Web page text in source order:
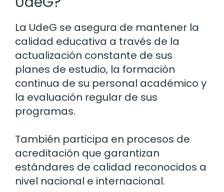
La UdeG se asegura de mantener la
calidad educativa a través de la
actualización constante de sus
planes de estudio, la formación
continua de su personal académico y
la evaluación regular de sus
programas.
También participa en procesos de
acreditación que garantizan
estándares de calidad reconocidos a
nivel nacional e internacional.